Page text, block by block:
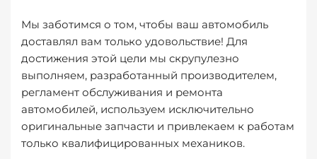
Мы заботимся о том, чтобы ваш автомобиль
доставлял вам только удовольствие! Для
достижения этой цели мы скрупулезно
выполняем, разработанный производителем,
регламент обслуживания и ремонта
автомобилей, используем исключительно
оригинальные запчасти и привлекаем к работам
только квалифицированных механиков.